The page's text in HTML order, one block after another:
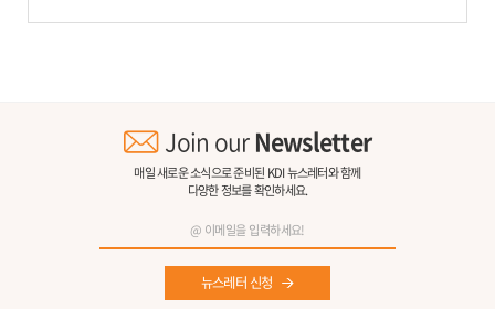
Join ourNewsletter
매일 새로운 소식으로 준비된 KDI 뉴스레터와 함께
다양한 정보를 확인하세요.
뉴스레터 신청